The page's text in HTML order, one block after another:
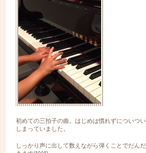
初めての三拍子の曲。はじめは慣れずについつ
しまっていました。
しっかり声に出して数えながら弾くことでだん